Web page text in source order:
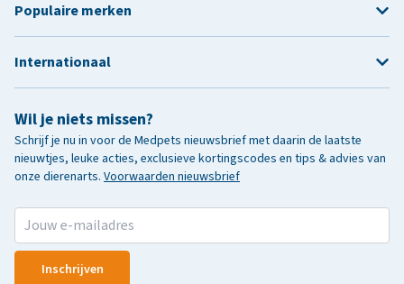
Wil je niets missen?
Schrijf je nu in voor de Medpets nieuwsbrief met daarin de laatste
nieuwtjes, leuke acties, exclusieve kortingscodes en tips & advies van
onze dierenarts. Voorwaarden nieuwsbrief
Inschrijven
Populaire merken
Internationaal